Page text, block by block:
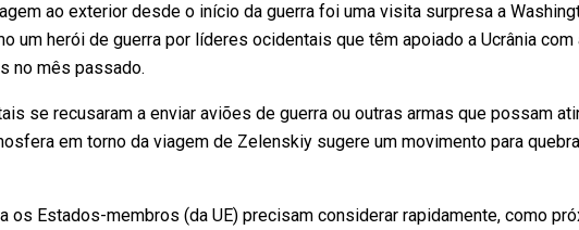
ao exterior desde o início da guerra foi uma visita surpresa a
um herói de guerra por líderes ocidentais que têm apoiado a Ucrânia com
no mês passado.
se recusaram a enviar aviões de guerra ou outras armas que possam
em torno da viagem de Zelenskiy sugere um movimento para
os Estados-membros (da UE) precisam considerar rapidamente, como